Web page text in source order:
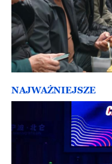
NAJWAŻNIEJSZE